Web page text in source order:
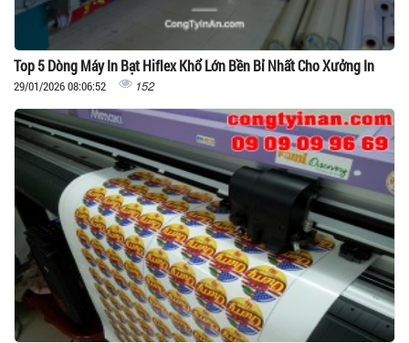
Top 5 Dòng Máy In Bạt Hiflex Khổ Lớn Bền Bỉ Nhất Cho Xưởng In
29/01/2026 08:06:52 152